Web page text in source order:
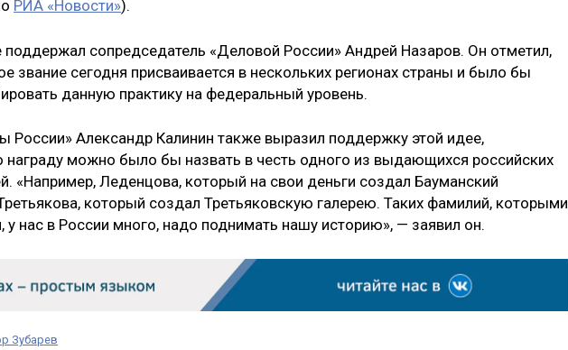
РИА «Новости»).
сопредседатель «Деловой России» Андрей Назаров. Он отметил,
звание сегодня присваивается в нескольких регионах страны и было бы
данную практику на федеральный уровень.
России» Александр Калинин также выразил поддержку этой идее,
награду можно было бы назвать в честь одного из выдающихся российских
«Например, Леденцова, который на свои деньги создал Бауманский
который создал Третьяковскую галерею. Таких фамилий, которыми
у нас в России много, надо поднимать нашу историю», — заявил он.
Зубарев